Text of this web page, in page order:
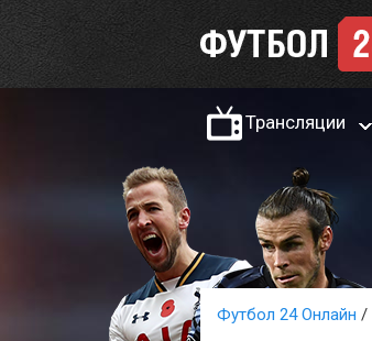
Трансляции
Футбол 24 Онлайн